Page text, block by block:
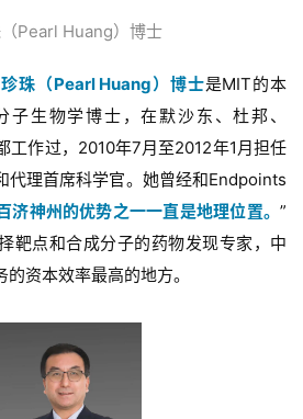
Pearl Huang）博士
珠（Pearl Huang）博士是MIT的本
生物学博士，在默沙东、杜邦、
工作过，2010年7月至2012年1月担任
代理首席科学官。她曾经和Endpoints
济神州的优势之一一直是地理位置。”
靶点和合成分子的药物发现专家，中
资本效率最高的地方。